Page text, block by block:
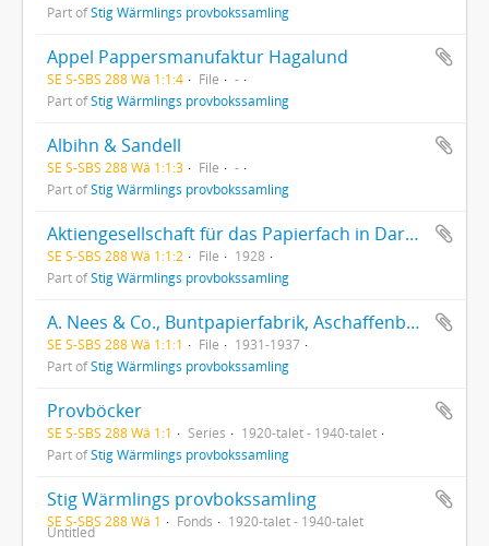
Part ofStig Wärmlings provbokssamling
Appel Pappersmanufaktur Hagalund
SE S-SBS 288 Wä 1:1:4 File
-
Part ofStig Wärmlings provbokssamling
Albihn & Sandell
SE S-SBS 288 Wä 1:1:3 File
-
Part ofStig Wärmlings provbokssamling
Aktiengesellschaft für das Papierfach in Darmstadt
SE S-SBS 288 Wä 1:1:2 File
1928
Part ofStig Wärmlings provbokssamling
A. Nees & Co., Buntpapierfabrik, Aschaffenburg
SE S-SBS 288 Wä 1:1:1 File
1931-1937
Part ofStig Wärmlings provbokssamling
Provböcker
SE S-SBS 288 Wä 1:1 Series
1920-talet - 1940-talet
Part ofStig Wärmlings provbokssamling
Stig Wärmlings provbokssamling
SE S-SBS 288 Wä 1 Fonds 1920-talet - 1940-talet
Untitled